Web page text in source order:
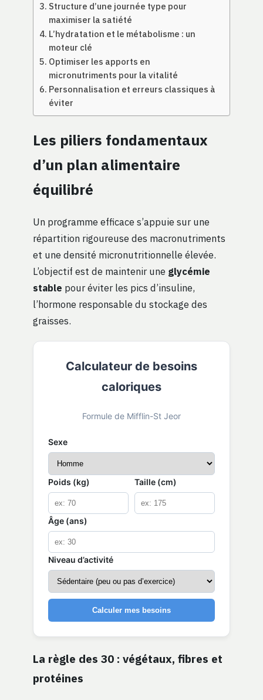
Structure d’une journée type pour
maximiser la satiété
L’hydratation et le métabolisme : un
moteur clé
Optimiser les apports en
micronutriments pour la vitalité
Personnalisation et erreurs classiques à
éviter
Les piliers fondamentaux
d’un plan alimentaire
équilibré
Un programme efficace s’appuie sur une
répartition rigoureuse des macronutriments
et une densité micronutritionnelle élevée.
L’objectif est de maintenir une glycémie
stable pour éviter les pics d’insuline,
l’hormone responsable du stockage des
graisses.
Calculateur de besoins
caloriques
Formule de Mifflin-St Jeor
Sexe
Poids (kg) Taille (cm)
Âge (ans)
Niveau d’activité
Calculer mes besoins
La règle des 30 : végétaux, fibres et
protéines